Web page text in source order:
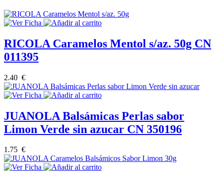
RICOLA Caramelos Mentol s/az. 50g CN
011395
2.40 €
JUANOLA Balsámicas Perlas sabor
Limon Verde sin azucar CN 350196
1.75 €